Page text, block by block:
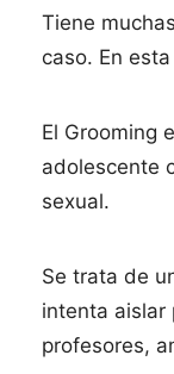
Tiene
caso. En
El Grooming
adolescente
sexual.
Se trata de
intenta aislar
profesores,